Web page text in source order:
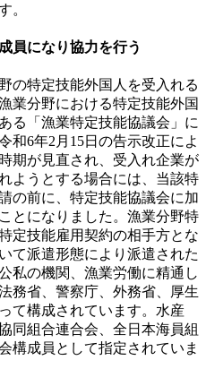
。
員になり協力を行う
の特定技能外国人を受入れる
業分野における特定技能外国
る「漁業特定技能協議会」に
和6年2月15日の告示改正によ
期が見直され、受入れ企業が
ようとする場合には、当該特
の前に、特定技能協議会に加
とになりました。漁業分野特
定技能雇用契約の相手方とな
て派遣形態により派遣された
私の機関、漁業労働に精通し
務省、警察庁、外務省、厚生
て構成されています。水産
同組合連合会、全日本海員組
構成員として指定されていま